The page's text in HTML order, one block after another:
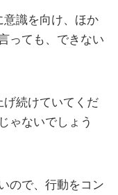
意識を向け、ほか
っても、できない
げ続けていてくだ
ゃないでしょう
ので、行動をコン